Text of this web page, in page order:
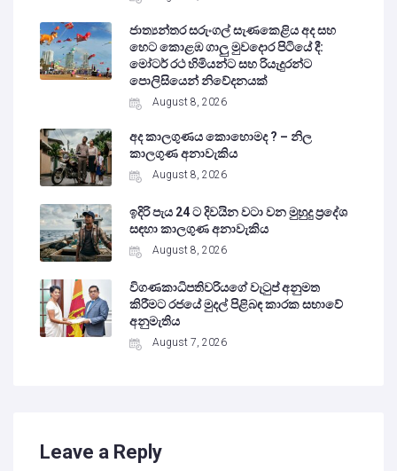
ජාත්‍යන්තර සරුංගල් සැණකෙළිය අද සහ
හෙට කොළඹ ගාලු මුවදොර පිටියේ දී:
මෝටර් රථ හිමියන්ට සහ රියැදුරන්ට
පොලිසියෙන් නිවේදනයක්
August 8, 2026
අද කාලගුණය කොහොමද ? – නිල
කාලගුණ අනාවැකිය
August 8, 2026
ඉදිරි පැය 24 ට දිවයින වටා වන මුහුදු ප්‍රදේශ
සඳහා කාලගුණ අනාවැකිය
August 8, 2026
විගණකාධිපතිවරියගේ වැටුප් අනුමත
කිරීමට රජයේ මුදල් පිළිබඳ කාරක සභාවේ
අනුමැතිය
August 7, 2026
Leave a Reply